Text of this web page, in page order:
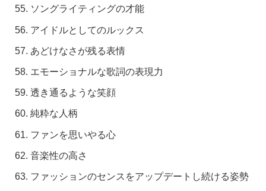
ソングライティングの才能
アイドルとしてのルックス
あどけなさが残る表情
エモーショナルな歌詞の表現力
透き通るような笑顔
純粋な人柄
ファンを思いやる心
音楽性の高さ
ファッションのセンスをアップデートし続ける姿勢